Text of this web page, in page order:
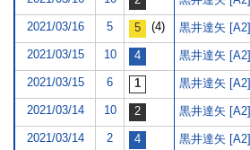
2021/03/16 5 (4) 黒井達矢 [A2]
2021/03/15 10 黒井達矢 [A2]
2021/03/15 6 黒井達矢 [A2]
2021/03/14 10 黒井達矢 [A2]
2021/03/14 2 黒井達矢 [A2]